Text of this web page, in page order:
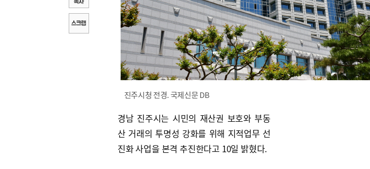
진주시청 전경. 국제신문 DB
경남 진주시는 시민의 재산권 보호와 부동
산 거래의 투명성 강화를 위해 지적업무 선
진화 사업을 본격 추진한다고 10일 밝혔다.